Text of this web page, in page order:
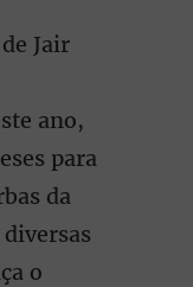
Jair
ano,
para
da
diversas
o